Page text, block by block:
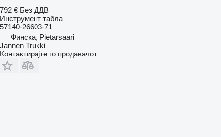
792 € Без ДДВ
Инструмент табла
57140-26603-71
Финска, Pietarsaari
Jannen Trukki
Контактирајте го продавачот